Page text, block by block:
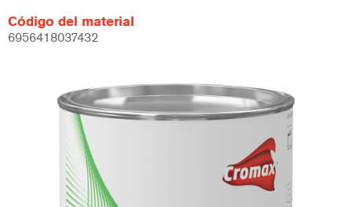
Código del material
6956418037432